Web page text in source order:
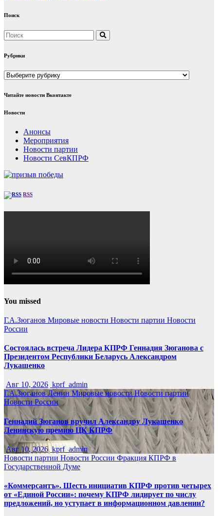
Поиск
Рубрики
Рубрики
Читайте новости Вконтакте
Новости
Анонсы
Мероприятия
Новости партии
Новости СевКПРФ
RSS
You missed
Г.А.Зюганов Мировые новости Новости партии Новости
России
Состоялась встреча Лидера КПРФ Геннадия Зюганова с
Президентом Республики Беларусь Александром
Лукашенко
Авг 10, 2026 kprf_admin
Г.А.ЗюгановЛенин Мировые новостиНовости партии
Новости России
Геннадий Зюганов вручил Александру Лукашенко
Ленинскую премию ЦК КПРФ
Авг 10, 2026 kprf_admin
Новости партии Новости России Фракция КПРФ в
Государственной Думе
«Коммерсантъ». Шесть инициатив КПРФ против четырех
от «Единой России»: почему КПРФ лидирует по числу
предложений, но уступает в информационном давлении?